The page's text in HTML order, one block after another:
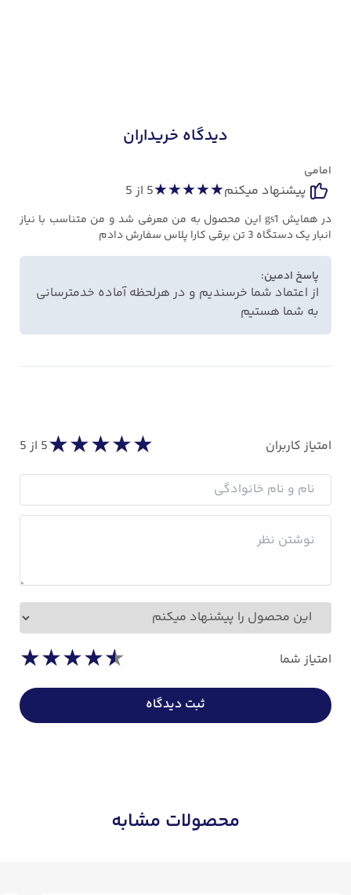
دیدگاه خریداران
5 از 5 ★★★★★ امتیاز کاربران
نظر شما درباره محصول
★★★★★ امتیاز شما
ثبت دیدگاه
امامی
پیشنهاد میکنم 5 از 5 ★★★★★
در همایش gs1 این محصول به من معرفی شد و من متناسب با نیاز
انبار یک دستگاه 3 تن برقی کارا پلاس سفارش دادم
پاسخ ادمین:
از اعتماد شما خرسندیم و در هرلحظه آماده خدمترسانی
به شما هستیم
محصولات مشابه